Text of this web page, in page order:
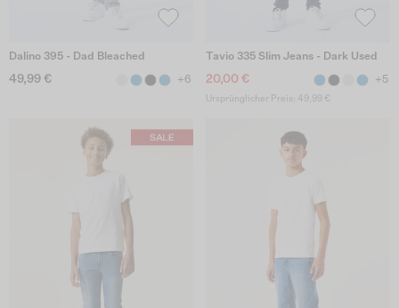
Dalino 395 - Dad Bleached
49,99 € +6
Tavio 335 Slim Jeans - Dark Used
20,00 € +5
Ursprünglicher Preis: 49,99 €